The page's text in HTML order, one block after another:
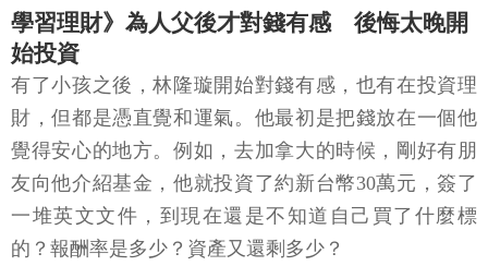
學習理財》為人父後才對錢有感 後悔太晚開
始投資
有了小孩之後，林隆璇開始對錢有感，也有在投資理
財，但都是憑直覺和運氣。他最初是把錢放在一個他
覺得安心的地方。例如，去加拿大的時候，剛好有朋
友向他介紹基金，他就投資了約新台幣30萬元，簽了
一堆英文文件，到現在還是不知道自己買了什麼標
的？報酬率是多少？資產又還剩多少？